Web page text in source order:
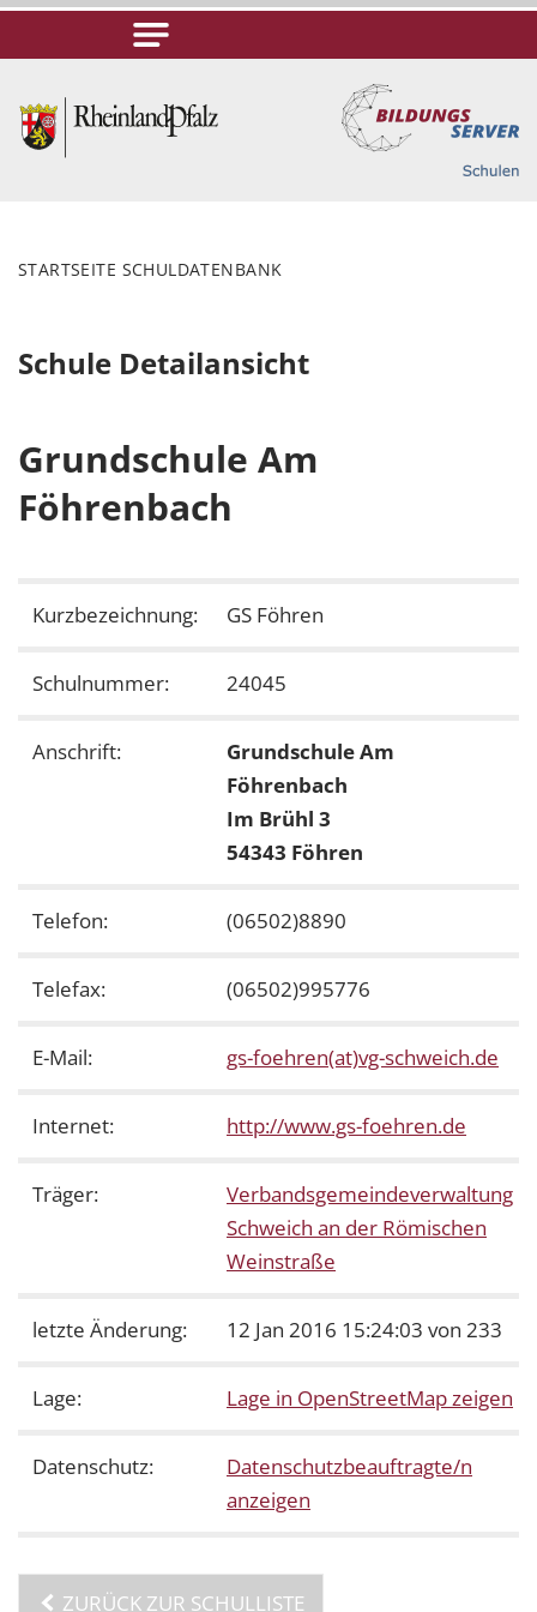
STARTSEITE SCHULDATENBANK
Schule Detailansicht
Grundschule Am
Föhrenbach
Kurzbezeichnung: GS Föhren
Schulnummer: 24045
Anschrift:
Grundschule Am
Föhrenbach
Im Brühl 3
54343 Föhren
Telefon: (06502)8890
Telefax: (06502)995776
E-Mail: gs-foehren(at)vg-schweich.de
Internet: http://www.gs-foehren.de
Träger:
Verbandsgemeindeverwaltung
Schweich an der Römischen
Weinstraße
letzte Änderung: 12 Jan 2016 15:24:03 von 233
Lage: Lage in OpenStreetMap zeigen
Datenschutz:
Datenschutzbeauftragte/n
anzeigen
ZURÜCK ZUR SCHULLISTE